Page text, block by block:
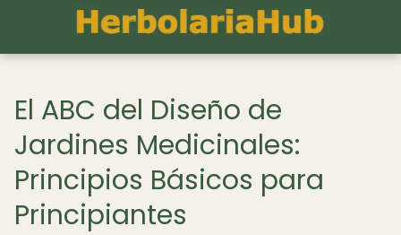
El ABC del Diseño de
Jardines Medicinales:
Principios Básicos para
Principiantes